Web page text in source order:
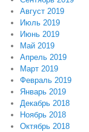
Август 2019
Июль 2019
Июнь 2019
Май 2019
Апрель 2019
Март 2019
Февраль 2019
Январь 2019
Декабрь 2018
Ноябрь 2018
Октябрь 2018